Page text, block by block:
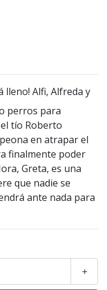
lleno! Alfi, Alfreda y
perros para
tío Roberto
en atrapar el
finalmente poder
Greta, es una
que nadie se
ante nada para
+